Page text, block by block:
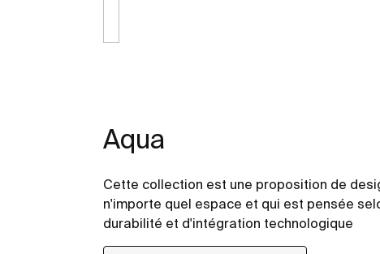
Aqua
Cette collection est une proposition de
n'importe quel espace et qui est pensée
durabilité et d'intégration technologique